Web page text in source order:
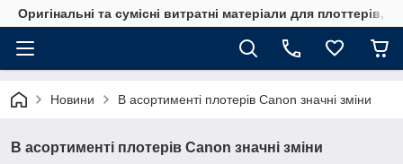
Оригінальні та сумісні витратні матеріали для плоттерів,
Новини В асортименті плотерів Canon значні зміни
В асортименті плотерів Canon значні зміни